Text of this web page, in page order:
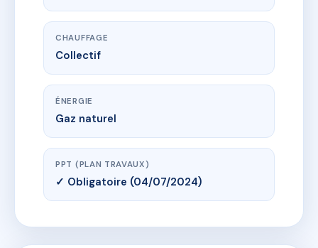
CHAUFFAGE
Collectif
ÉNERGIE
Gaz naturel
PPT (PLAN TRAVAUX)
✓ Obligatoire (04/07/2024)